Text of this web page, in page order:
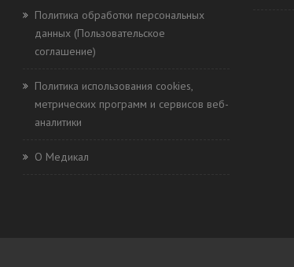
Политика обработки персональных
данных (Пользовательское
соглашение)
Политика использования cookies,
метрических программ и сервисов веб-
аналитики
О Медикал